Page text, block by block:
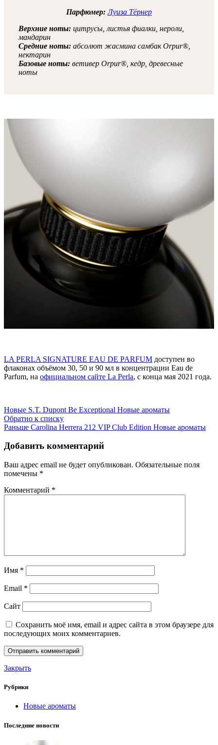
Парфюмер: Луиза Тёрнер
Верхние ноты: цитрусы, листья фиалки, нероли,
мандарин
Средние ноты: абсолют жасмина самбак Orpur®,
нектарин
Базовые ноты: ветивер Orpur®, кедр, древесные
ноты
LA PERLA SIGNATURE EAU DE PARFUM доступен во
флаконах объёмом 30, 50 и 90 мл в концентрации Eau de
Parfum, на официальном сайте La Perla, с конца мая 2021 года.
Новые S.T. Dupont Be Exceptional Новые ароматы
Обратно к списку
Раньше Carolina Herrera 212 VIP Club Edition Новые ароматы
Добавить комментарий
Ваш адрес email не будет опубликован. Обязательные поля
помечены *
Комментарий *
Имя *
Email *
Сайт
Сохранить моё имя, email и адрес сайта в этом браузере для
последующих моих комментариев.
Закрыть
Рубрики
Новые ароматы
Последние новости